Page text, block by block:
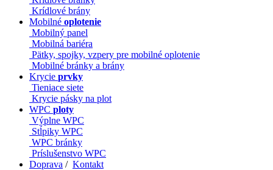
Krídlové brány
Mobilné oplotenie
Mobilný panel
Mobilná bariéra
Pätky, spojky, vzpery pre mobilné oplotenie
Mobilné bránky a brány
Krycie prvky
Tieniace siete
Krycie pásky na plot
WPC ploty
Výplne WPC
Stĺpiky WPC
WPC bránky
Príslušenstvo WPC
Doprava / Kontakt